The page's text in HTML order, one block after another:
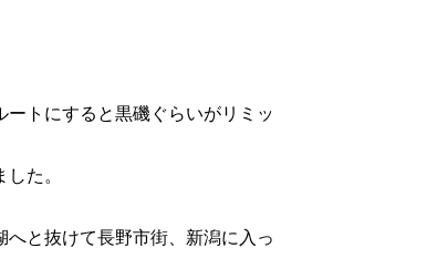
トにすると黒磯ぐらいがリミッ
た。
と抜けて長野市街、新潟に入っ